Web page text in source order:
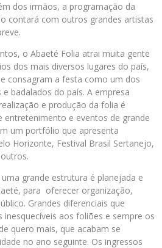
dos irmãos, a programação da
contará com outros grandes artistas
o Abaeté Folia atrai muita gente
dos mais diversos lugares do país,
consagram a festa como um dos
badalados do país. A empresa
e produção da folia é
entretenimento e eventos de grande
um portfólio que apresenta
Horizonte, Festival Brasil Sertanejo,
grande estrutura é planejada e
para oferecer organização,
Grandes diferenciais que
inesquecíveis aos foliões e sempre os
quero mais, que acabam se
no ano seguinte. Os ingressos